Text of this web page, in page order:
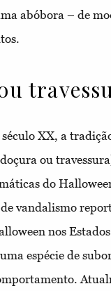
abóbora – de
XX, a
ou
do
vandalismo
nos
espécie de